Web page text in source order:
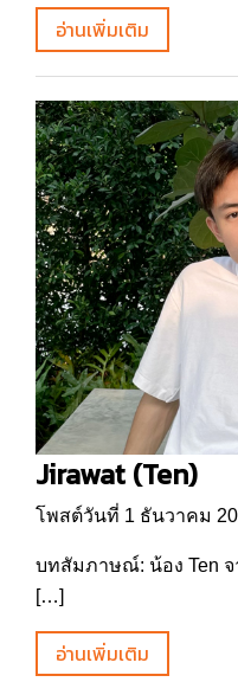
อ่านเพิ่มเติม
Jirawat (Ten)
โพสต์วันที่ 1 ธันวาคม
บทสัมภาษณ์: น้อง Ten
[…]
อ่านเพิ่มเติม